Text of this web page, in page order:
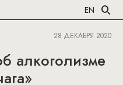
EN
28 ДЕКАБРЯ 2020
алкоголизме